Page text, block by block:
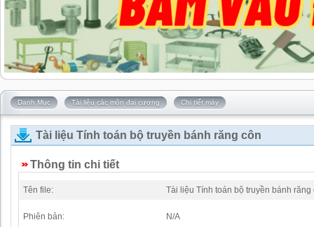
Danh Mục Tài liệu các môn đại cương Chi tiết máy
Tài liệu Tính toán bộ truyền bánh răng côn
Thông tin chi tiết
Tên file: Tài liệu Tính toán bộ truyền bánh răng
Phiên bản: N/A